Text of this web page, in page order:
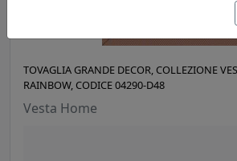
TOVAGLIA GRANDE DECOR, COLLEZIONE
RAINBOW, CODICE 04290-D48
Vesta Home